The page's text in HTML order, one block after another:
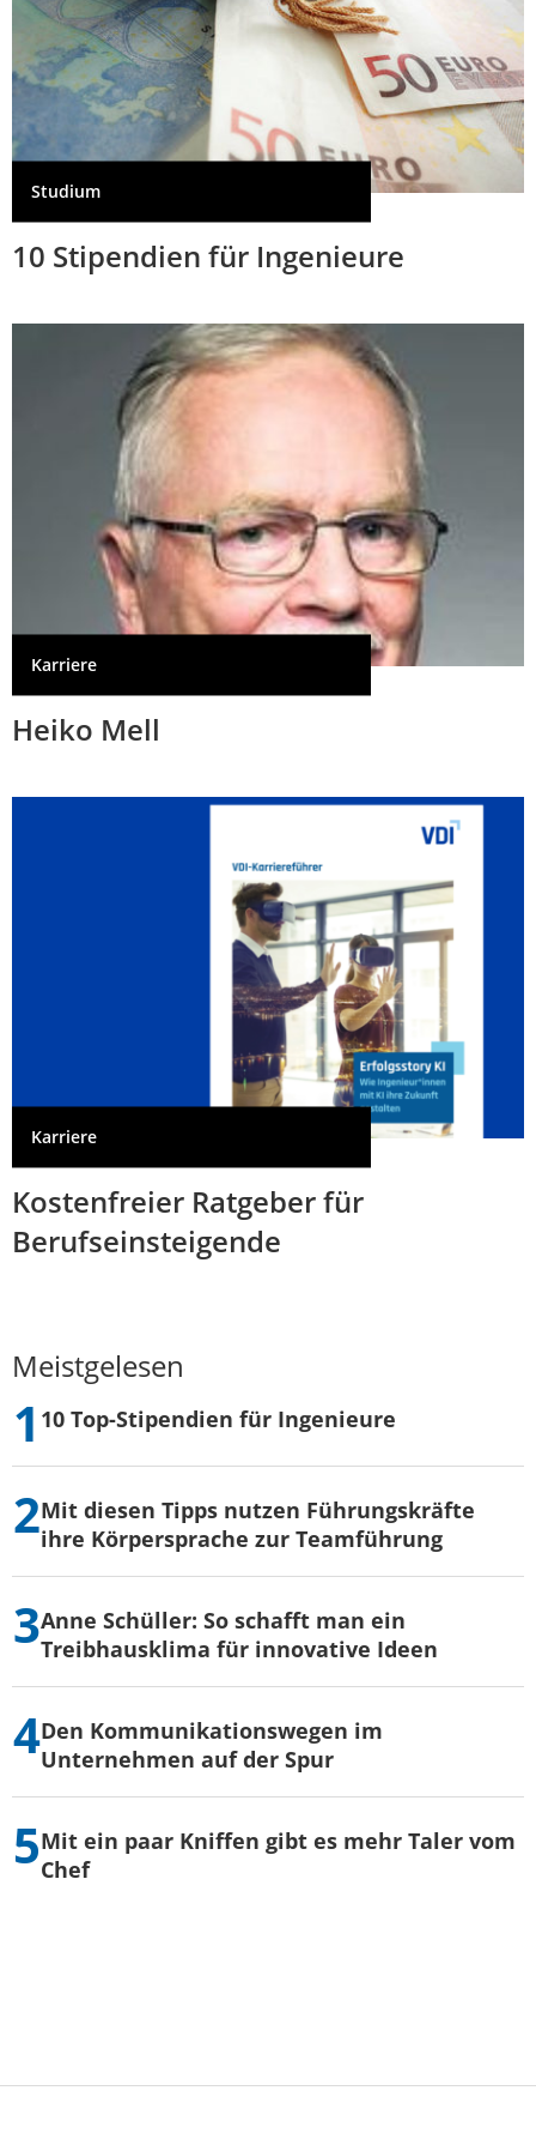
Studium
10 Stipendien für Ingenieure
Karriere
Heiko Mell
Karriere
Kostenfreier Ratgeber für
Berufseinsteigende
Meistgelesen
10 Top-Stipendien für Ingenieure
Mit diesen Tipps nutzen Führungskräfte
ihre Körpersprache zur Teamführung
Anne Schüller: So schafft man ein
Treibhausklima für innovative Ideen
Den Kommunikationswegen im
Unternehmen auf der Spur
Mit ein paar Kniffen gibt es mehr Taler vom
Chef